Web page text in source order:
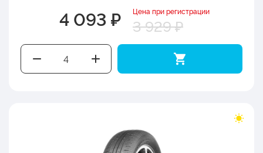
4 093 ₽ Цена при регистрации
3 929 ₽